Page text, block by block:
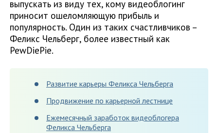
выпускать из виду тех, кому видеоблогинг
приносит ошеломляющую прибыль и
популярность. Один из таких счастливчиков –
Феликс Чельберг, более известный как
PewDiePie.
Развитие карьеры Феликса Чельберга
Продвижение по карьерной лестнице
Ежемесячный заработок видеоблогера
Феликса Чельберга